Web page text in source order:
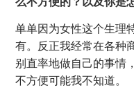
单单因为女性这个生理
有。反正我经常在各种
别直率地做自己的事情
不方便可能我不知道。